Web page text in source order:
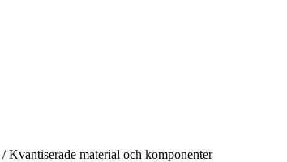
/Kvantiserade material och komponenter